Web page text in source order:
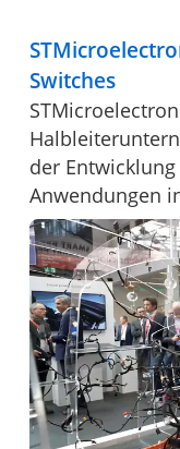
Switches
der
Anwendungen